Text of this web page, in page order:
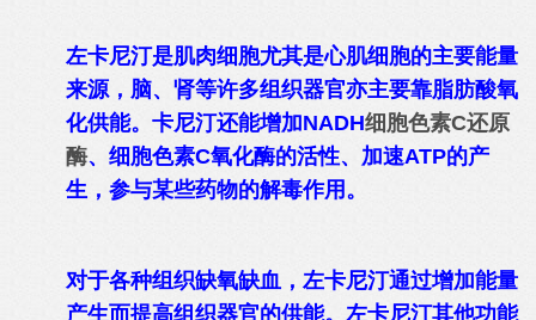
左卡尼汀是肌肉细胞尤其是心肌细胞的主要能量
来源，脑、肾等许多组织器官亦主要靠脂肪酸氧
化供能。卡尼汀还能增加NADH细胞色素C还原
酶、细胞色素C氧化酶的活性、加速ATP的产
生，参与某些药物的解毒作用。
对于各种组织缺氧缺血，左卡尼汀通过增加能量
产生而提高组织器官的供能。左卡尼汀其他功能